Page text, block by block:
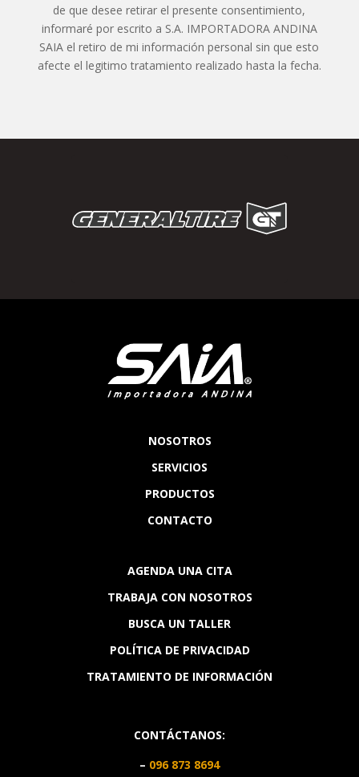
de que desee retirar el presente consentimiento,
informaré por escrito a S.A. IMPORTADORA ANDINA
SAIA el retiro de mi información personal sin que esto
afecte el legitimo tratamiento realizado hasta la fecha.
NOSOTROS
SERVICIOS
PRODUCTOS
CONTACTO
AGENDA UNA CITA
TRABAJA CON NOSOTROS
BUSCA UN TALLER
POLÍTICA DE PRIVACIDAD
TRATAMIENTO DE INFORMACIÓN
CONTÁCTANOS:
– 096 873 8694